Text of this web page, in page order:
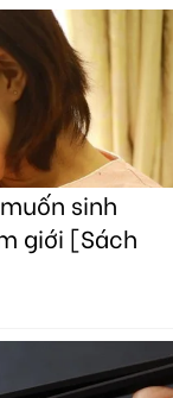
sinh
giới [Sách